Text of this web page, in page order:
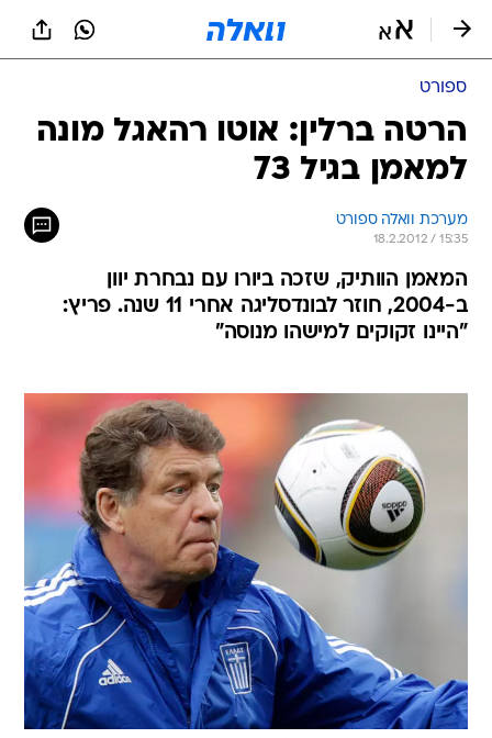
ספורט
הרטה ברלין: אוטו רהאגל מונה
למאמן בגיל 73
מערכת וואלה ספורט
18.2.2012 / 15:35
המאמן הוותיק, שזכה ביורו עם נבחרת יוון
ב-2004, חוזר לבונדסליגה אחרי 11 שנה. פריץ:
"היינו זקוקים למישהו מנוסה"